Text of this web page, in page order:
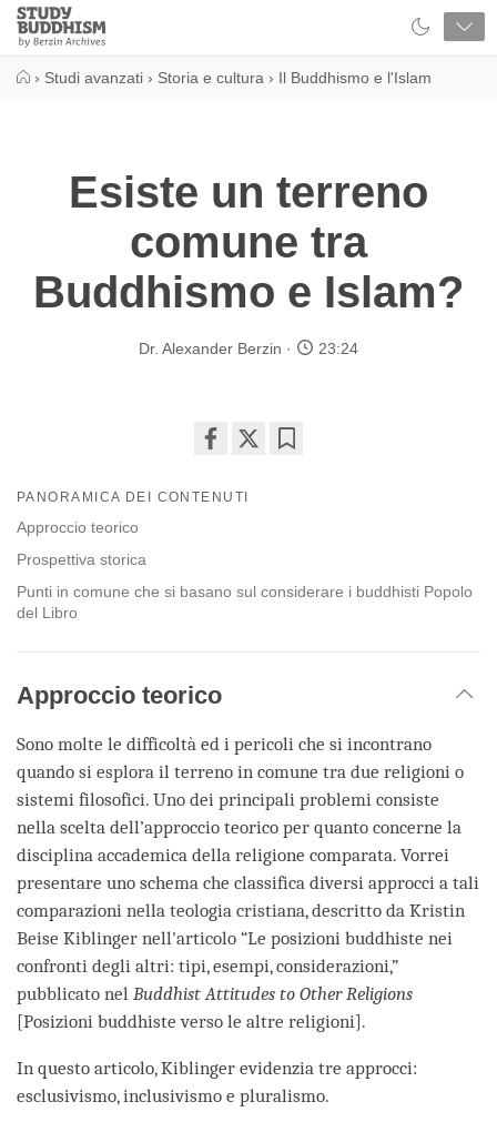
Close
Study
Buddhism
› Studi avanzati › Storia e cultura › Il Buddhismo e l'Islam
Esiste un terreno
comune tra
Buddhismo e Islam?
Dr. Alexander Berzin 23:24
on
PANORAMICA DEI CONTENUTI
Approccio teorico
Prospettiva storica
Punti in comune che si basano sul considerare i buddhisti Popolo
del Libro
Approccio teorico
Sono molte le difficoltà ed i pericoli che si incontrano
quando si esplora il terreno in comune tra due religioni o
sistemi filosofici. Uno dei principali problemi consiste
nella scelta dell’approccio teorico per quanto concerne la
disciplina accademica della religione comparata. Vorrei
presentare uno schema che classifica diversi approcci a tali
comparazioni nella teologia cristiana, descritto da Kristin
Beise Kiblinger nell'articolo “Le posizioni buddhiste nei
confronti degli altri: tipi, esempi, considerazioni,”
pubblicato nel Buddhist Attitudes to Other Religions
[Posizioni buddhiste verso le altre religioni].
In questo articolo, Kiblinger evidenzia tre approcci:
esclusivismo, inclusivismo e pluralismo.